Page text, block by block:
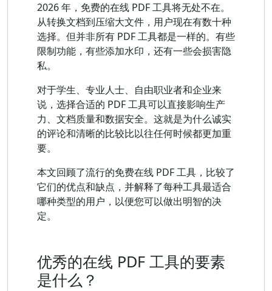
2026 年，免费的在线 PDF 工具将无处不在。
从转换文档到压缩大文件，用户现在有数十种
选择。但并非所有 PDF 工具都是一样的。有些
限制功能，有些添加水印，还有一些会损害隐
私。
对于学生、专业人士、自由职业者和企业来
说，选择合适的 PDF 工具可以直接影响生产
力、文档质量和数据安全。这就是为什么诚实
的评论和清晰的比较比以往任何时候都更加重
要。
本文回顾了流行的免费在线 PDF 工具，比较了
它们的优点和缺点，并解释了每种工具最适合
哪种类型的用户，以便您可以做出明智的决
定。
优秀的在线 PDF 工具的要素
是什么？